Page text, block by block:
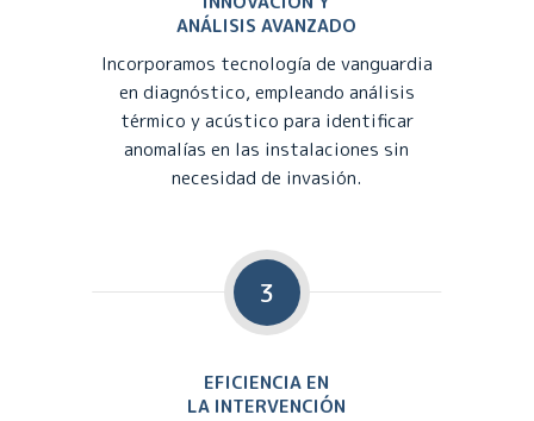
ANÁLISIS AVANZADO
Incorporamos tecnología de vanguardia
en diagnóstico, empleando análisis
térmico y acústico para identificar
anomalías en las instalaciones sin
necesidad de invasión.
3
EFICIENCIA EN
LA INTERVENCIÓN